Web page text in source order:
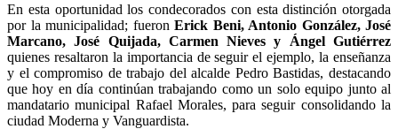
En esta oportunidad los condecorados con esta distinción otorgada
por la municipalidad; fueron Erick Beni, Antonio González, José
Marcano, José Quijada, Carmen Nieves y Ángel Gutiérrez
quienes resaltaron la importancia de seguir el ejemplo, la enseñanza
y el compromiso de trabajo del alcalde Pedro Bastidas, destacando
que hoy en día continúan trabajando como un solo equipo junto al
mandatario municipal Rafael Morales, para seguir consolidando la
ciudad Moderna y Vanguardista.